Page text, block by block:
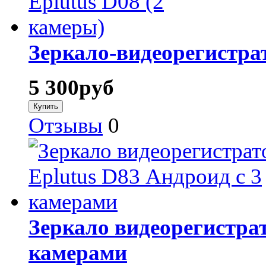
Зеркало-
5 300руб
Отзывы 0
Зеркало
камерами